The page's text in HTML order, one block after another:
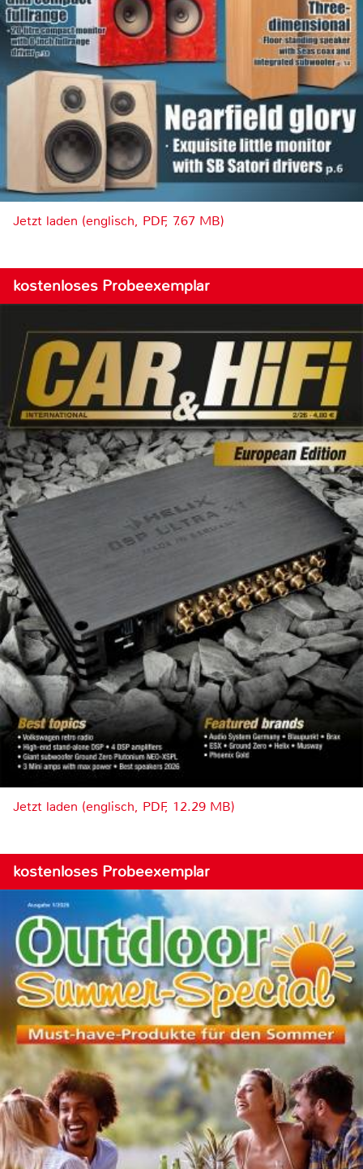
Jetzt laden (englisch, PDF, 7.67 MB)
kostenloses Probeexemplar
Jetzt laden (englisch, PDF, 12.29 MB)
kostenloses Probeexemplar